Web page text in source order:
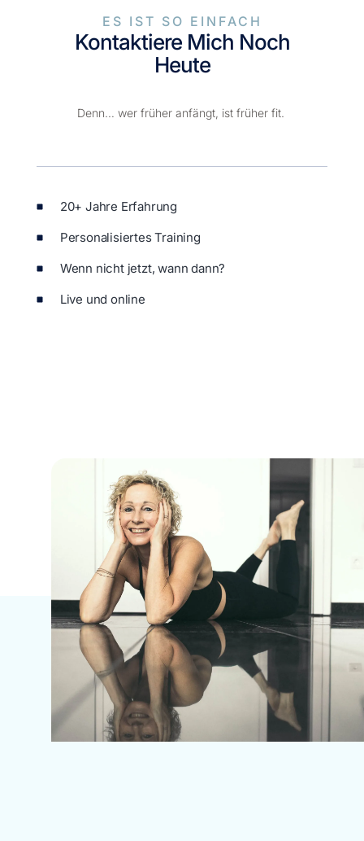
ES IST SO EINFACH
Kontaktiere Mich Noch
Heute
Denn… wer früher anfängt, ist früher fit.
20+ Jahre Erfahrung
Personalisiertes Training
Wenn nicht jetzt, wann dann?
Live und online